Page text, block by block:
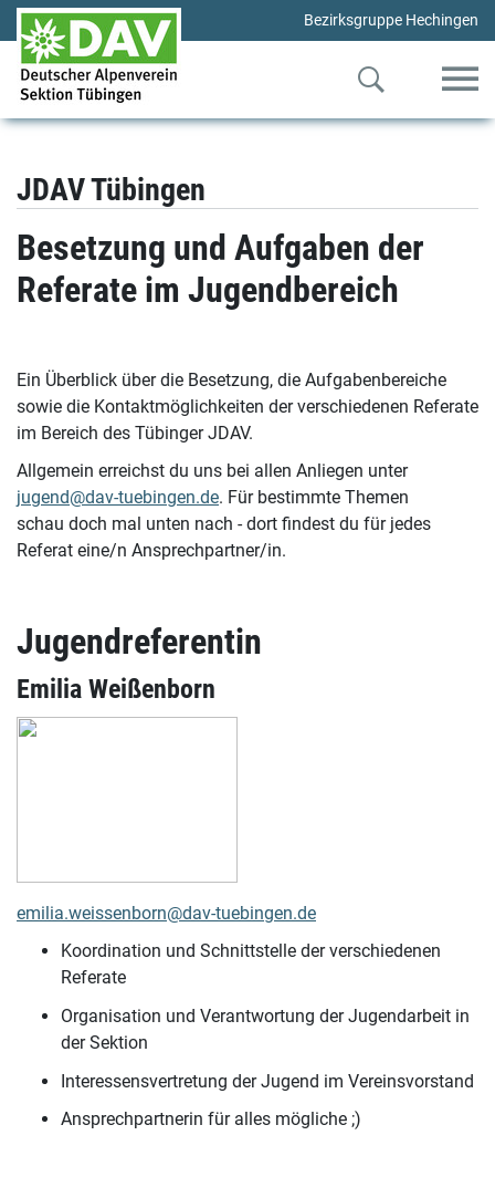
Bezirksgruppe Hechingen
JDAV Tübingen
Besetzung und Aufgaben der
Referate im Jugendbereich
Ein Überblick über die Besetzung, die Aufgabenbereiche
sowie die Kontaktmöglichkeiten der verschiedenen Referate
im Bereich des Tübinger JDAV.
Allgemein erreichst du uns bei allen Anliegen unter
jugend@dav-tuebingen.de. Für bestimmte Themen
schau doch mal unten nach - dort findest du für jedes
Referat eine/n Ansprechpartner/in.
Jugendreferentin
Emilia Weißenborn
emilia.weissenborn@dav-tuebingen.de
Koordination und Schnittstelle der verschiedenen
Referate
Organisation und Verantwortung der Jugendarbeit in
der Sektion
Interessensvertretung der Jugend im Vereinsvorstand
Ansprechpartnerin für alles mögliche ;)